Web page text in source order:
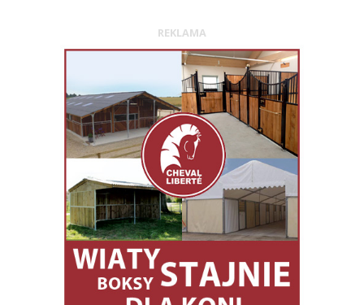
REKLAMA